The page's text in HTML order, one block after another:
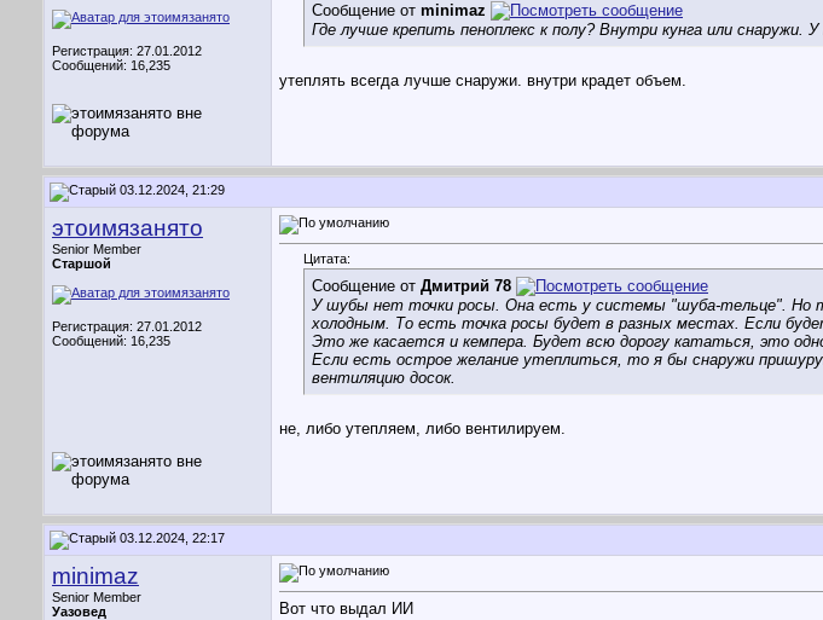
Регистрация: 27.01.2012
Сообщений: 16,235
Сообщение от minimaz
Где лучше крепить пеноплекс к полу? Внутри кунга или снаружи.
утеплять всегда лучше снаружи. внутри крадет объем.
03.12.2024, 21:29
этоимязанято
Senior Member
Старшой
Регистрация: 27.01.2012
Сообщений: 16,235
Цитата:
Сообщение от Дмитрий 78
У шубы нет точки росы. Она есть у системы "шуба-тельце".
холодным. То есть точка росы будет в разных местах. Если
Это же касается и кемпера. Будет всю дорогу кататься, это
Если есть острое желание утеплиться, то я бы снаружи
вентиляцию досок.
не, либо утепляем, либо вентилируем.
03.12.2024, 22:17
minimaz
Senior Member
Уазовед
Вот что выдал ИИ